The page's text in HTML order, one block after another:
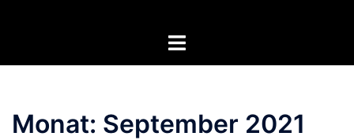
Menü
Monat: September 2021